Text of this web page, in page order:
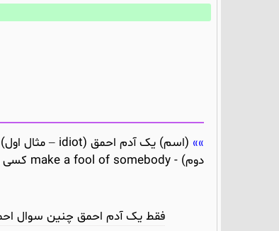
دوم) - make a fool of somebody کسی را دست انداختن یا کوچک کردن (مثال سوم)
فقط یک آدم احمق چنین سوال